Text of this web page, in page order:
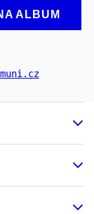
ALBUM
.cz